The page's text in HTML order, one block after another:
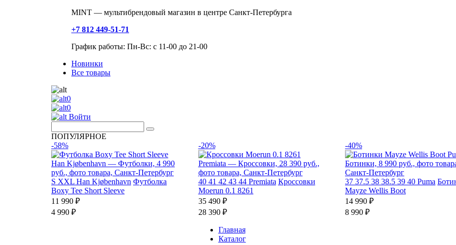
MINT — мультибрендовый магазин в центре Санкт-Петербурга
+7 812 449-51-71
График работы: Пн-Вс: с 11-00 до 21-00
Новинки
Все товары
0
0
Войти
ПОПУЛЯРНОЕ
-58%
S XXL Han Kjøbenhavn Футболка
Boxy Tee Short Sleeve
11 990 ₽
4 990 ₽
-20%
40 41 42 43 44 Premiata Кроссовки
Moerun 0.1 8261
35 490 ₽
28 390 ₽
-40%
37 37.5 38 38.5 39 40 Puma
Mayze Wellis Boot
14 990 ₽
8 990 ₽
Главная
Каталог